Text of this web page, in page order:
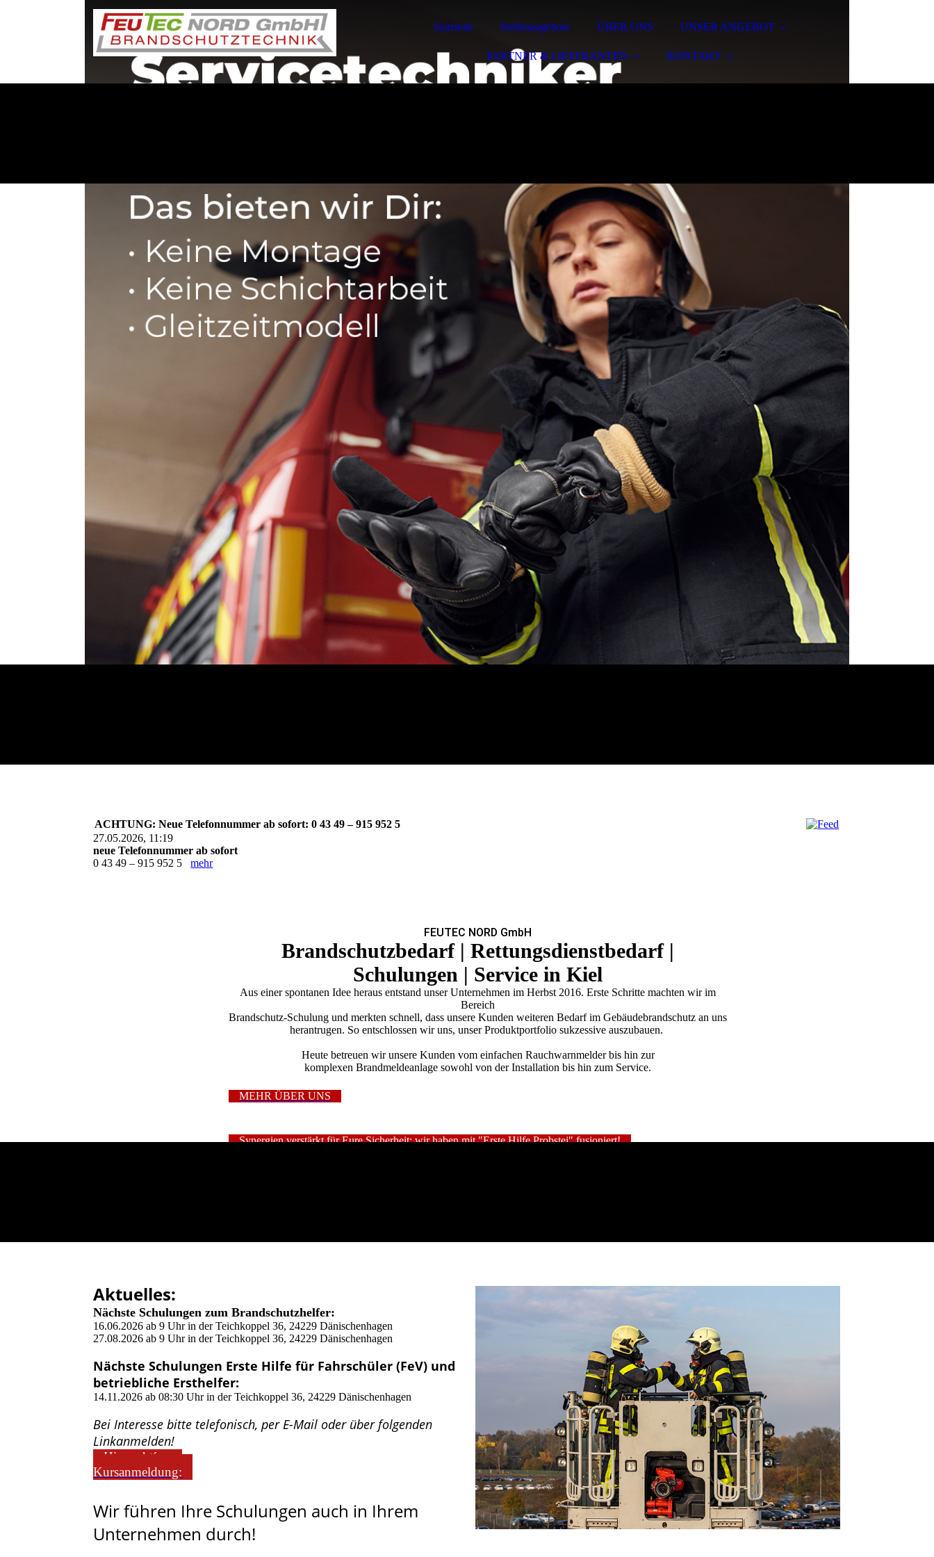
Startseite Stellenangebote ÜBER UNS UNSER ANGEBOT
PARTNER & LIEFERANTEN KONTAKT
ACHTUNG: Neue Telefonnummer ab sofort: 0 43 49 – 915 952 5
27.05.2026, 11:19
neue Telefonnummer ab sofort
0 43 49 – 915 952 5mehr
FEUTEC NORD GmbH
Brandschutzbedarf | Rettungsdienstbedarf |
Schulungen | Service in Kiel
Aus einer spontanen Idee heraus entstand unser Unternehmen im Herbst 2016. Erste Schritte machten wir im
Bereich
Brandschutz­-Schulung und merkten schnell, dass unsere Kunden weiteren Bedarf im Gebäudebrandschutz an uns
herantrugen. So entschlossen wir uns, unser Produktportfolio sukzessive auszubauen.
Heute betreuen wir unsere Kunden vom einfachen Rauchwarnmelder bis hin zur
komplexen Brandmeldeanlage sowohl von der Installation bis hin zum Service.
MEHR ÜBER UNS
Synergien verstärkt für Eure Sicherheit: wir haben mit "Erste Hilfe Probstei" fusioniert!
Aktuelles:
Nächste Schulungen zum Brandschutzhelfer:
16.06.2026 ab 9 Uhr in der Teichkoppel 36, 24229 Dänischenhagen
27.08.2026 ab 9 Uhr in der Teichkoppel 36, 24229 Dänischenhagen
Nächste Schulungen Erste Hilfe für Fahrschüler (FeV) und
betriebliche Ersthelfer:
14.11.2026 ab 08:30 Uhr in der Teichkoppel 36, 24229 Dänischenhagen
Bei Interesse bitte telefonisch, per E-Mail oder über folgenden
Linkanmelden!
Hier geht´s zur
Kursanmeldung:
Wir führen Ihre Schulungen auch in Ihrem
Unternehmen durch!